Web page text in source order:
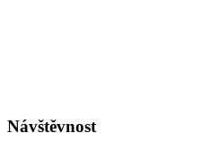
Návštěvnost